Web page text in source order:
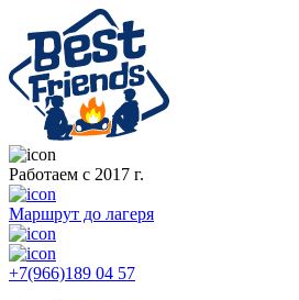
Работаем с 2017 г.
Маршрут до лагеря
+7(966)189 04 57